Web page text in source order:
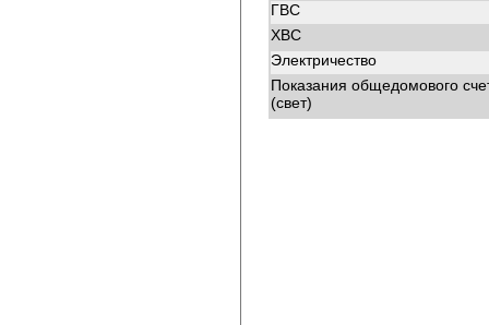
ГВС
ХВС
Электричество
Показания общедомового
(свет)